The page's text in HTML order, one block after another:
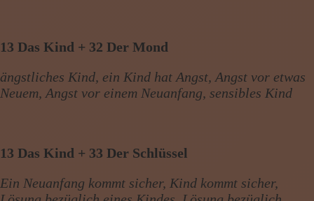
13 Das Kind + 32 Der Mond
ängstliches Kind, ein Kind hat Angst, Angst vor etwas
Neuem, Angst vor einem Neuanfang, sensibles Kind
13 Das Kind + 33 Der Schlüssel
Ein Neuanfang kommt sicher, Kind kommt sicher,